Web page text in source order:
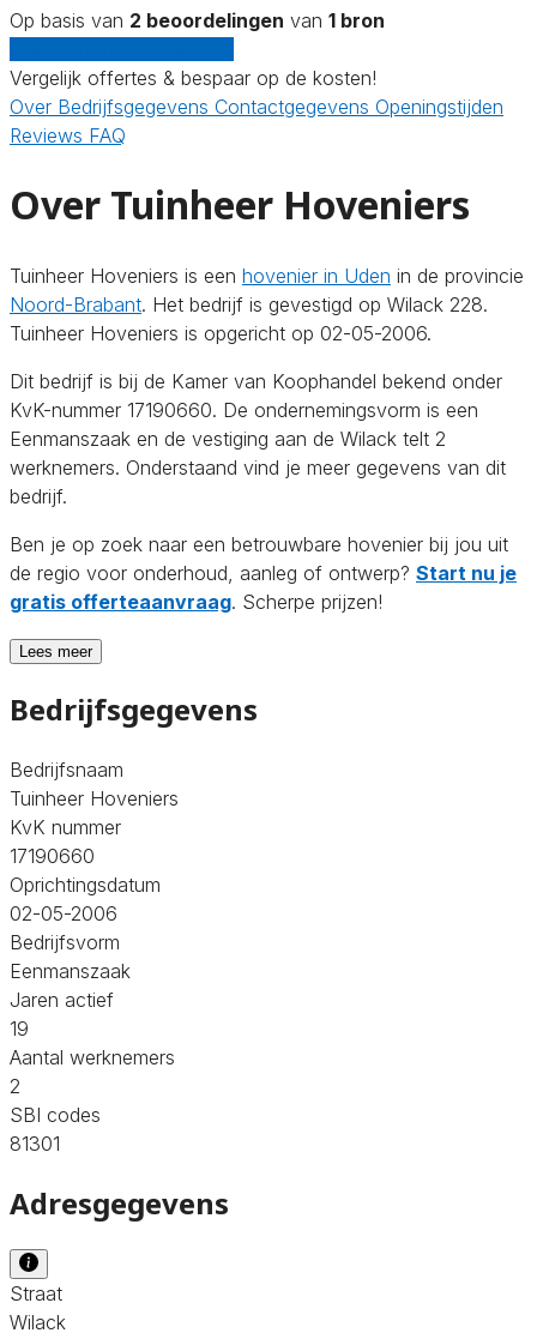
Op basis van 2 beoordelingen van 1 bron
Vergelijk offertes & bespaar op de kosten!
Over Bedrijfsgegevens Contactgegevens Openingstijden
Reviews FAQ
Over Tuinheer Hoveniers
Tuinheer Hoveniers is een hovenier in Uden in de provincie
Noord-Brabant. Het bedrijf is gevestigd op Wilack 228.
Tuinheer Hoveniers is opgericht op 02-05-2006.
Dit bedrijf is bij de Kamer van Koophandel bekend onder
KvK-nummer 17190660. De ondernemingsvorm is een
Eenmanszaak en de vestiging aan de Wilack telt 2
werknemers. Onderstaand vind je meer gegevens van dit
bedrijf.
Ben je op zoek naar een betrouwbare hovenier bij jou uit
de regio voor onderhoud, aanleg of ontwerp? Start nu je
gratis offerteaanvraag. Scherpe prijzen!
Lees meer
Bedrijfsgegevens
Bedrijfsnaam
Tuinheer Hoveniers
KvK nummer
17190660
Oprichtingsdatum
02-05-2006
Bedrijfsvorm
Eenmanszaak
Jaren actief
19
Aantal werknemers
2
SBI codes
81301
Adresgegevens
Straat
Wilack